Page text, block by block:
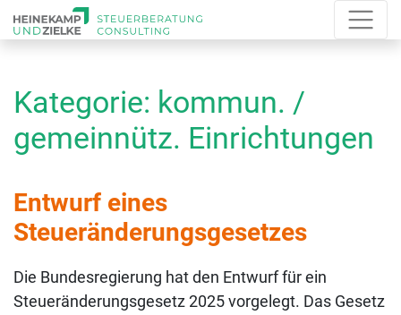
Kategorie: kommun. /
gemeinnütz. Einrichtungen
Entwurf eines
Steueränderungsgesetzes
Die Bundesregierung hat den Entwurf für ein
Steueränderungsgesetz 2025 vorgelegt. Das Gesetz